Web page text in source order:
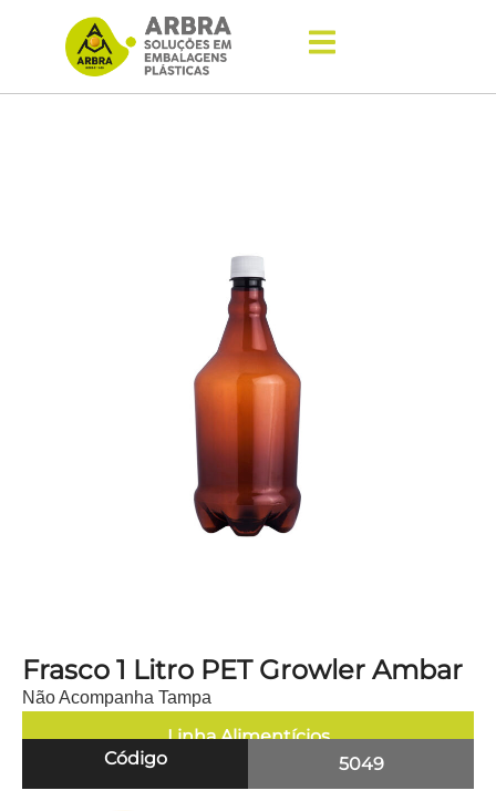
Frasco 1 Litro PET Growler Ambar
Não Acompanha Tampa
Linha Alimentícios
Código
5049